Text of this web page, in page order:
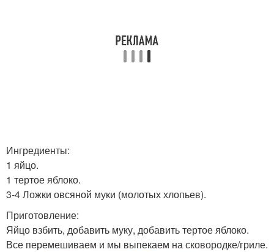
Ингредиенты:
1 яйцо.
1 тертое яблоко.
3-4 Ложки овсяной муки (молотых хлопьев).
Приготовление:
Яйцо взбить, добавить муку, добавить тертое яблоко.
Все перемешиваем и мы выпекаем на сковородке/гриле.